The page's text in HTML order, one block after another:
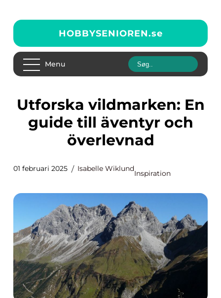
HOBBYSENIOREN.se
Menu
Utforska vildmarken: En
guide till äventyr och
överlevnad
01 februari 2025 Isabelle Wiklund
Inspiration